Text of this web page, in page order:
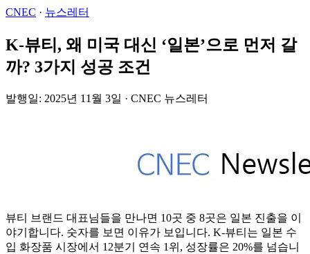
CNEC · 뉴스레터
K-뷰티, 왜 미국 대신 ‘일본’으로 먼저 갈
까? 3가지 성공 조건
발행일: 2025년 11월 3일 · CNEC 뉴스레터
뷰티 브랜드 대표님들을 만나면 10곳 중 8곳은 일본 진출을 이
야기합니다. 숫자를 보면 이유가 보입니다. K-뷰티는 일본 수
입 화장품 시장에서 12분기 연속 1위, 성장률은 20%를 넘습니